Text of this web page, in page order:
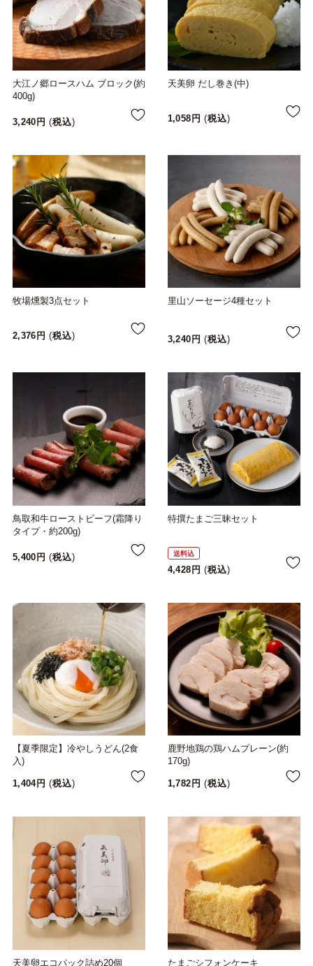
大江ノ郷ロースハム ブロック(約
400g)
3,240 税込
天美卵 だし巻き(中)
1,058 税込
牧場燻製3点セット
2,376 税込
里山ソーセージ4種セット
3,240 税込
鳥取和牛ローストビーフ(霜降り
タイプ・約200g)
5,400 税込
特撰たまご三昧セット
送料込
4,428 税込
【夏季限定】冷やしうどん(2食
入)
1,404 税込
鹿野地鶏の鶏ハムプレーン(約
170g)
1,782 税込
天美卵エコパック詰め20個 たまごシフォンケーキ